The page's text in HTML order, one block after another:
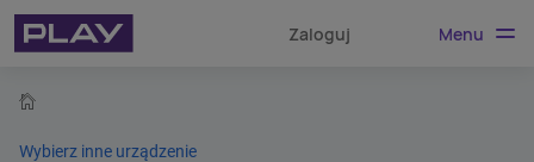
Zaloguj Menu
Wybierz inne urządzenie